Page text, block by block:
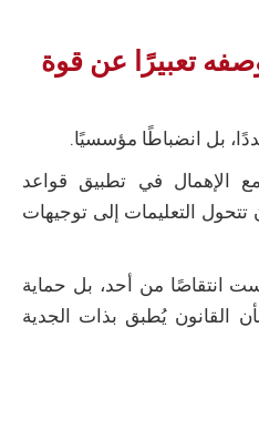
تعبيرًا عن قوة
بل انضباطًا مؤسسيًا.
مع الإهمال في تطبيق قواعد
تتحول التعليمات إلى توجيهات
انتقاصًا من أحد، بل حماية
القانون يُطبق بذات الجدية